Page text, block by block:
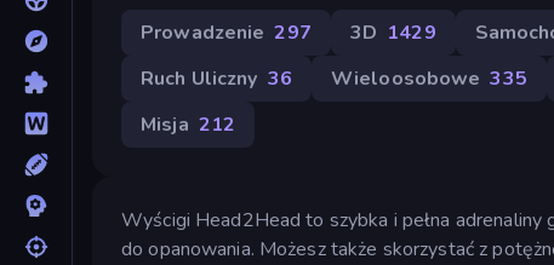
Prowadzenie 297 3D 1429
Ruch Uliczny 36 Wieloosobowe 335
Misja 212
Wyścigi Head2Head to szybka i pełna
do opanowania. Możesz także skorzystać z